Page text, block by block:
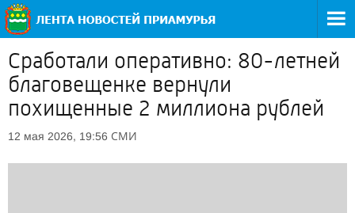
Сработали оперативно: 80-летней
благовещенке вернули
похищенные 2 миллиона рублей
12 мая 2026, 19:56 СМИ